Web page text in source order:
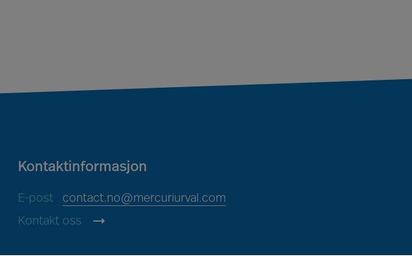
Kontaktinformasjon
E-post
contact.no@mercuriurval.com
Kontakt oss